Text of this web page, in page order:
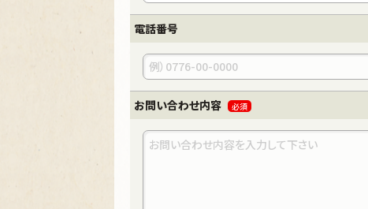
電話番号
お問い合わせ内容 必須